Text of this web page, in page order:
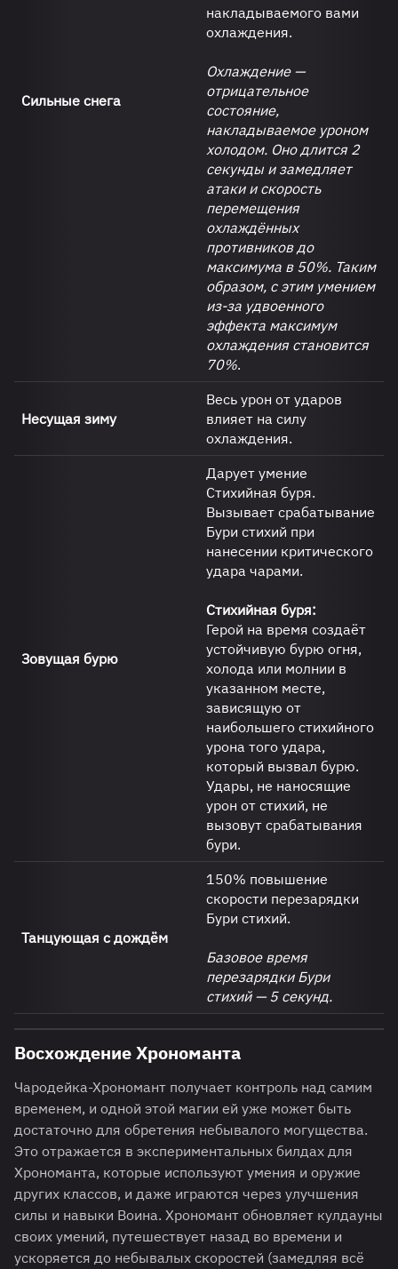
Сильные снега
накладываемого вами
охлаждения.
Охлаждение —
отрицательное
состояние,
накладываемое уроном
холодом. Оно длится 2
секунды и замедляет
атаки и скорость
перемещения
охлаждённых
противников до
максимума в 50%. Таким
образом, с этим умением
из-за удвоенного
эффекта максимум
охлаждения становится
70%.
Несущая зиму
Весь урон от ударов
влияет на силу
охлаждения.
Зовущая бурю
Дарует умение
Стихийная буря.
Вызывает срабатывание
Бури стихий при
нанесении критического
удара чарами.
Стихийная буря:
Герой на время создаёт
устойчивую бурю огня,
холода или молнии в
указанном месте,
зависящую от
наибольшего стихийного
урона того удара,
который вызвал бурю.
Удары, не наносящие
урон от стихий, не
вызовут срабатывания
бури.
Танцующая с дождём
150% повышение
скорости перезарядки
Бури стихий.
Базовое время
перезарядки Бури
стихий — 5 секунд.
Восхождение Хрономанта
Чародейка-Хрономант получает контроль над самим
временем, и одной этой магии ей уже может быть
достаточно для обретения небывалого могущества.
Это отражается в экспериментальных билдах для
Хрономанта, которые используют умения и оружие
других классов, и даже играются через улучшения
силы и навыки Воина. Хрономант обновляет кулдауны
своих умений, путешествует назад во времени и
ускоряется до небывалых скоростей (замедляя всё